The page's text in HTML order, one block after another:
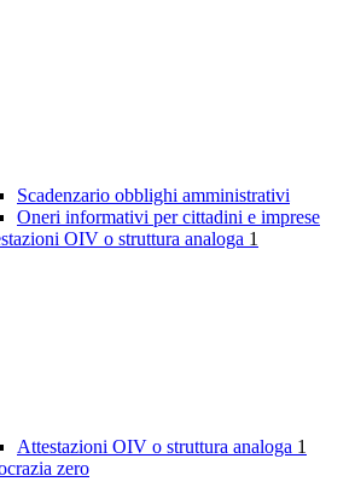
Scadenzario obblighi amministrativi
Oneri informativi per cittadini e imprese
OIV o struttura analoga 1
Attestazioni OIV o struttura analoga 1
zero